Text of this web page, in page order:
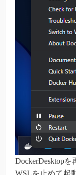
DockerDesktop